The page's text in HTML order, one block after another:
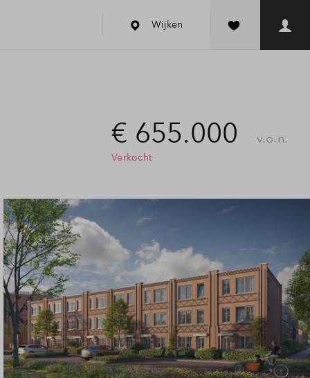
Wijken
€ 655.000 v.o.n.
Verkocht